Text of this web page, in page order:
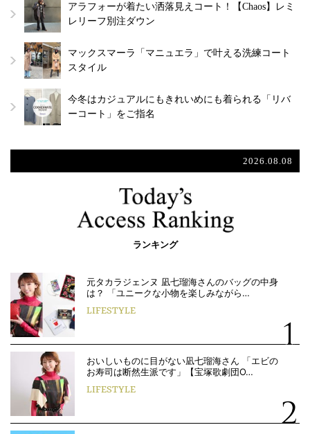
アラフォーが着たい洒落見えコート！【Chaos】レミ
レリーフ別注ダウン
マックスマーラ「マニュエラ」で叶える洗練コート
スタイル
今冬はカジュアルにもきれいめにも着られる「リバ
ーコート」をご指名
2026.08.08
ランキング
元タカラジェンヌ 凪七瑠海さんのバッグの中身
は？ 「ユニークな小物を楽しみながら…
LIFESTYLE
おいしいものに目がない凪七瑠海さん 「エビの
お寿司は断然生派です」【宝塚歌劇団O…
LIFESTYLE